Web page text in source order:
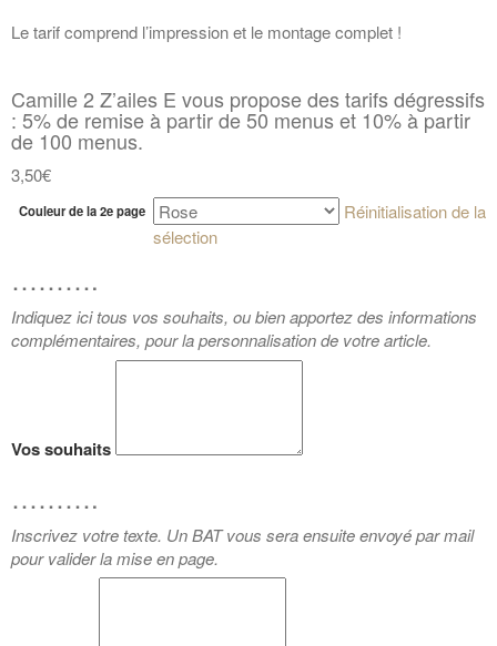
Le tarif comprend l’impression et le montage complet !
Camille 2 Z’ailes E vous propose des tarifs dégressifs
: 5% de remise à partir de 50 menus et 10% à partir
de 100 menus.
3,50€
Couleur de la 2e page
Réinitialisation de la
sélection
……….
Indiquez ici tous vos souhaits, ou bien apportez des informations
complémentaires, pour la personnalisation de votre article.
Vos souhaits
……….
Inscrivez votre texte. Un BAT vous sera ensuite envoyé par mail
pour valider la mise en page.